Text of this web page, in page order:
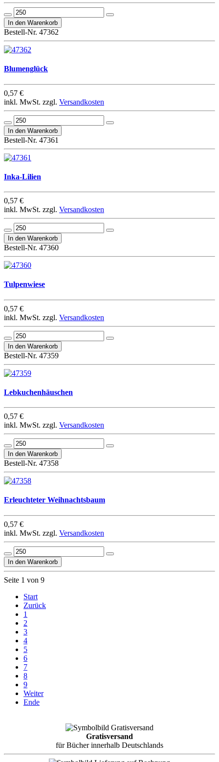
Bestell-Nr. 47362
Blumenglück
0,57 €
inkl. MwSt. zzgl. Versandkosten
Bestell-Nr. 47361
Inka-Lilien
0,57 €
inkl. MwSt. zzgl. Versandkosten
Bestell-Nr. 47360
Tulpenwiese
0,57 €
inkl. MwSt. zzgl. Versandkosten
Bestell-Nr. 47359
Lebkuchenhäuschen
0,57 €
inkl. MwSt. zzgl. Versandkosten
Bestell-Nr. 47358
Erleuchteter Weihnachtsbaum
0,57 €
inkl. MwSt. zzgl. Versandkosten
Seite 1 von 9
Start
Zurück
1
2
3
4
5
6
7
8
9
Weiter
Ende
Gratisversand
für Bücher innerhalb Deutschlands